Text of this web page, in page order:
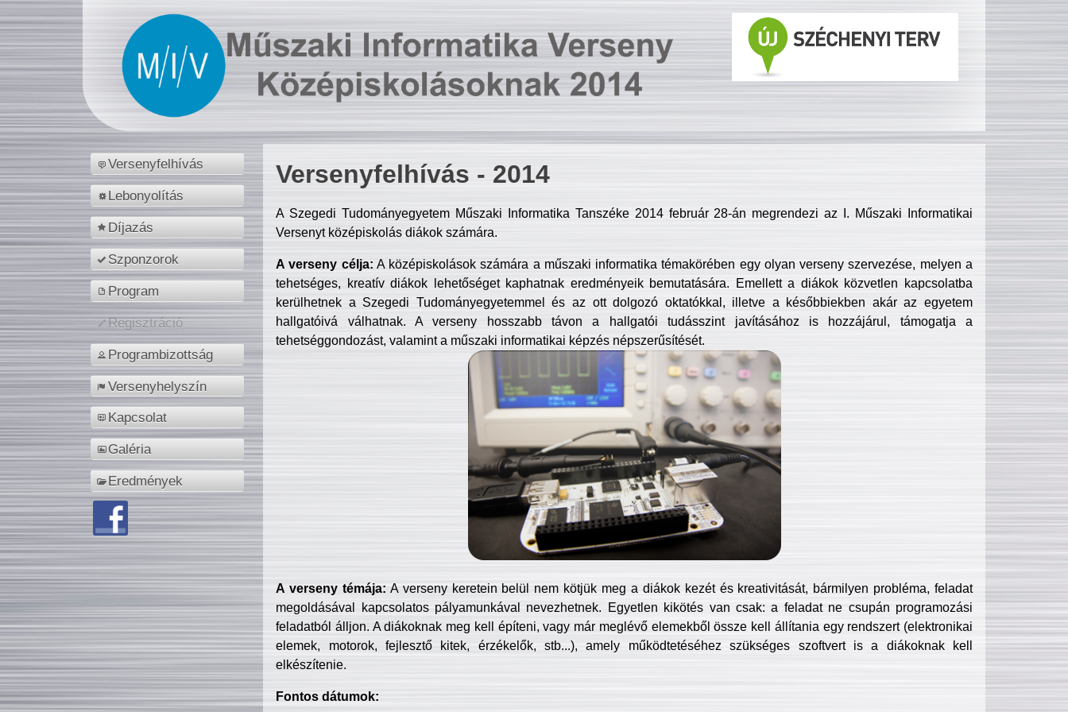
Versenyfelhívás
Lebonyolítás
Díjazás
Szponzorok
Program
Regisztráció
Programbizottság
Versenyhelyszín
Kapcsolat
Galéria
Eredmények
Versenyfelhívás - 2014
A Szegedi Tudományegyetem Műszaki Informatika Tanszéke 2014 február 28-án megrendezi az I. Műszaki Informatikai
Versenyt középiskolás diákok számára.
A verseny célja: A középiskolások számára a műszaki informatika témakörében egy olyan verseny szervezése, melyen a
tehetséges, kreatív diákok lehetőséget kaphatnak eredményeik bemutatására. Emellett a diákok közvetlen kapcsolatba
kerülhetnek a Szegedi Tudományegyetemmel és az ott dolgozó oktatókkal, illetve a későbbiekben akár az egyetem
hallgatóivá válhatnak. A verseny hosszabb távon a hallgatói tudásszint javításához is hozzájárul, támogatja a
tehetséggondozást, valamint a műszaki informatikai képzés népszerűsítését.
A verseny témája: A verseny keretein belül nem kötjük meg a diákok kezét és kreativitását, bármilyen probléma, feladat
megoldásával kapcsolatos pályamunkával nevezhetnek. Egyetlen kikötés van csak: a feladat ne csupán programozási
feladatból álljon. A diákoknak meg kell építeni, vagy már meglévő elemekből össze kell állítania egy rendszert (elektronikai
elemek, motorok, fejlesztő kitek, érzékelők, stb...), amely működtetéséhez szükséges szoftvert is a diákoknak kell
elkészítenie.
Fontos dátumok: